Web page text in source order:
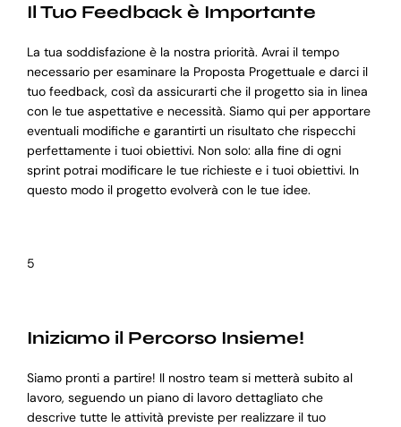
Il Tuo Feedback è Importante
La tua soddisfazione è la nostra priorità. Avrai il tempo
necessario per esaminare la Proposta Progettuale e darci il
tuo feedback, così da assicurarti che il progetto sia in linea
con le tue aspettative e necessità. Siamo qui per apportare
eventuali modifiche e garantirti un risultato che rispecchi
perfettamente i tuoi obiettivi. Non solo: alla fine di ogni
sprint potrai modificare le tue richieste e i tuoi obiettivi. In
questo modo il progetto evolverà con le tue idee.
5
Iniziamo il Percorso Insieme!
Siamo pronti a partire! Il nostro team si metterà subito al
lavoro, seguendo un piano di lavoro dettagliato che
descrive tutte le attività previste per realizzare il tuo